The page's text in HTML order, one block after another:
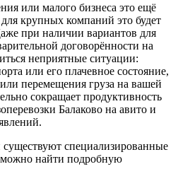
или малого бизнеса это ещё
крупных компаний это будет
при наличии вариантов для
договорённости на
неприятные ситуации:
или его плачевное состояние,
перемещения груза на вашей
сокращает продуктивность
Балаково на авито и
специализированные
можно найти подробную